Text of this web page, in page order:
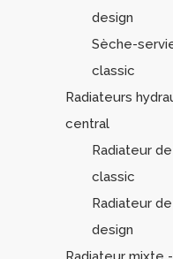
design
Sèche-
classic
Radiateurs
central
Radiateur
classic
Radiateur
design